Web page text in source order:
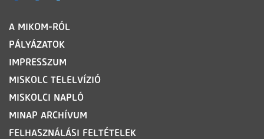
LÁBLÉC
A MIKOM-RÓL
PÁLYÁZATOK
IMPRESSZUM
MISKOLC TELELVÍZIÓ
MISKOLCI NAPLÓ
MINAP ARCHÍVUM
FELHASZNÁLÁSI FELTÉTELEK